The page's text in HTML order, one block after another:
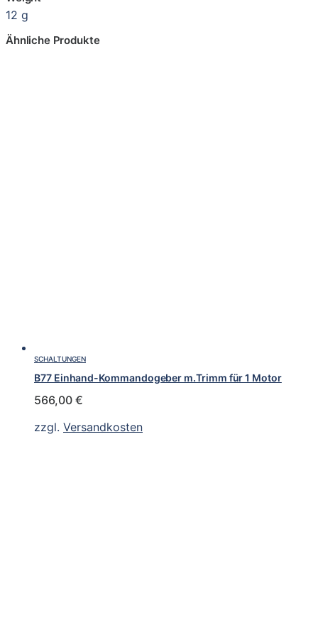
12 g
Ähnliche Produkte
SCHALTUNGEN
B77 Einhand-Kommandogeber m.Trimm für 1 Motor
566,00 €
zzgl. Versandkosten